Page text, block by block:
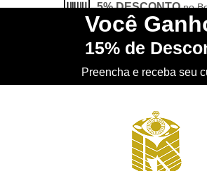
5% DESCONTO no
CONHEÇA nossa
Você
15% de
Preencha e receba seu